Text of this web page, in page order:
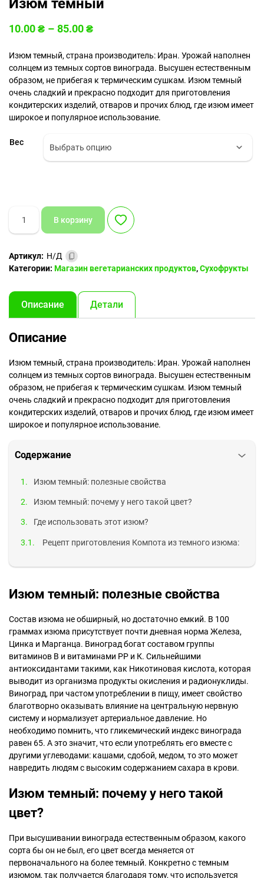
Изюм темный
10.00₴ – 85.00₴
Изюм темный, страна производитель: Иран. Урожай наполнен
солнцем из темных сортов винограда. Высушен естественным
образом, не прибегая к термическим сушкам. Изюм темный
очень сладкий и прекрасно подходит для приготовления
кондитерских изделий, отваров и прочих блюд, где изюм имеет
широкое и популярное использование.
Вес
Количество
товара
Изюм
В корзину
Артикул: Н/Д
Категории: Магазин вегетарианских продуктов,Сухофрукты
Описание Детали
Описание
Изюм темный, страна производитель: Иран. Урожай наполнен
солнцем из темных сортов винограда. Высушен естественным
образом, не прибегая к термическим сушкам. Изюм темный
очень сладкий и прекрасно подходит для приготовления
кондитерских изделий, отваров и прочих блюд, где изюм имеет
широкое и популярное использование.
Содержание
Изюм темный: полезные свойства
Изюм темный: почему у него такой цвет?
Где использовать этот изюм?
Рецепт приготовления Компота из темного изюма:
Изюм темный: полезные свойства
Состав изюма не обширный, но достаточно емкий. В 100
граммах изюма присутствует почти дневная норма Железа,
Цинка и Марганца. Виноград богат составом группы
витаминов В и витаминами РР и К. Сильнейшими
антиоксидантами такими, как Никотиновая кислота, которая
выводит из организма продукты окисления и радионуклиды.
Виноград, при частом употреблении в пищу, имеет свойство
благотворно оказывать влияние на центральную нервную
систему и нормализует артериальное давление. Но
необходимо помнить, что гликемический индекс винограда
равен 65. А это значит, что если употреблять его вместе с
другими углеводами: кашами, сдобой, медом, то это может
навредить людям с высоким содержанием сахара в крови.
Изюм темный: почему у него такой
цвет?
При высушивании винограда естественным образом, какого
сорта бы он не был, его цвет всегда меняется от
первоначального на более темный. Конкретно с темным
изюмом, так получается благодаря тому, что используется